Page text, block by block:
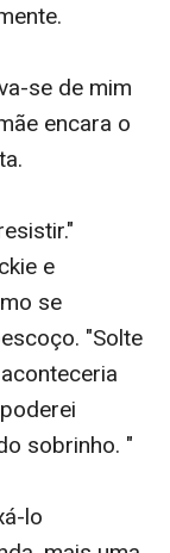
se de mim
encara o
e
se
"Solte
sobrinho. "
lo